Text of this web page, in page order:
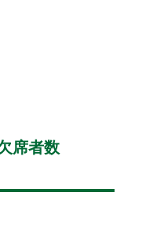
席者数